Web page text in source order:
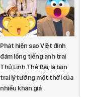
Phát hiện sao Việt đình
đám lồng tiếng anh trai
Thủ Lĩnh Thẻ Bài, là bạn
trai lý tưởng một thời của
nhiều khán giả